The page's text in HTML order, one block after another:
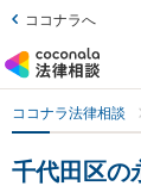
ココナラへ
ココナラ法律相談
千代田区の